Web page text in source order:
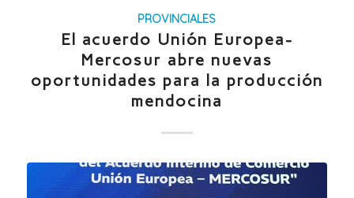
PROVINCIALES
El acuerdo Unión Europea-
Mercosur abre nuevas
oportunidades para la producción
mendocina